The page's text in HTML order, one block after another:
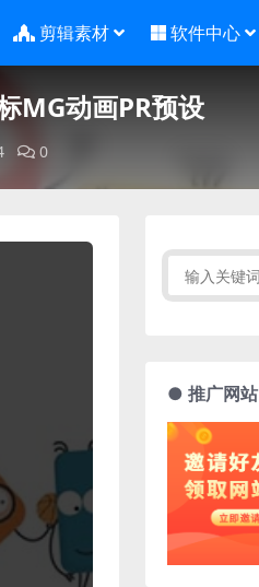
剪辑素材 软件中心
MG动画PR预设
0
● 推广网站